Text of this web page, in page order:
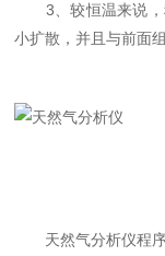
3、较恒温来说，
小扩散，并且与前面
天然气分析仪程序